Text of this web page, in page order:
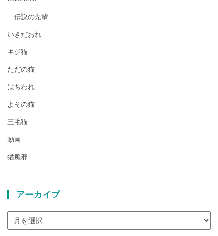
伝説の先輩
いきだおれ
キジ猫
ただの猫
はちわれ
よその猫
三毛猫
動画
猫風邪
アーカイブ